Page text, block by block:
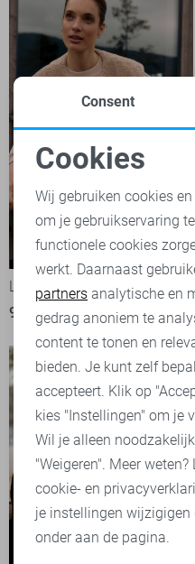
Lady Day Gilet
99,95
Noodzakelijke cookies
Personalisatie
Analytische cookies
Marketing cookies
Consent
Cookies
Wij gebruiken cookies
om je gebruikservaring
functionele cookies
werkt. Daarnaast
partners analytische en
gedrag anoniem te
content te tonen en
bieden. Je kunt zelf
accepteert. Klik op
kies "Instellingen" om je
Wil je alleen
"Weigeren". Meer weten?
cookie- en
je instellingen
onder aan de pagina.